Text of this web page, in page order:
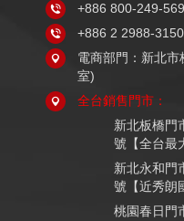
+886 800-249-569
+886 2 2988-3150
電商部門：新北
室)
全台銷售門市：
新北板橋門
號【全台最
新北永和門
號【近秀朗
桃園春日門